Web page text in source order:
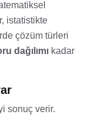
istatistikte
çözüm türleri
dağılımı kadar
sonuç verir.